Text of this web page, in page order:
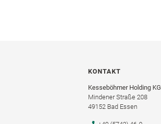
KONTAKT
Kesseböhmer Holding KG
Mindener Straße 208
49152 Bad Essen